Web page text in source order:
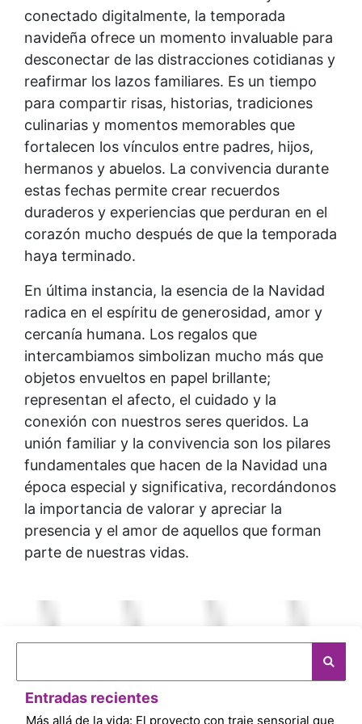
conectado digitalmente, la temporada
navideña ofrece un momento invaluable para
desconectar de las distracciones cotidianas y
reafirmar los lazos familiares. Es un tiempo
para compartir risas, historias, tradiciones
culinarias y momentos memorables que
fortalecen los vínculos entre padres, hijos,
hermanos y abuelos. La convivencia durante
estas fechas permite crear recuerdos
duraderos y experiencias que perduran en el
corazón mucho después de que la temporada
haya terminado.
En última instancia, la esencia de la Navidad
radica en el espíritu de generosidad, amor y
cercanía humana. Los regalos que
intercambiamos simbolizan mucho más que
objetos envueltos en papel brillante;
representan el afecto, el cuidado y la
conexión con nuestros seres queridos. La
unión familiar y la convivencia son los pilares
fundamentales que hacen de la Navidad una
época especial y significativa, recordándonos
la importancia de valorar y apreciar la
presencia y el amor de aquellos que forman
parte de nuestras vidas.
Entradas recientes
Más allá de la vida: El proyecto con traje sensorial que